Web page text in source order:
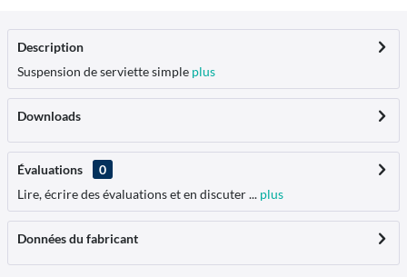
Description
Suspension de serviette simple plus
Downloads
Évaluations
0
Lire, écrire des évaluations et en discuter ... plus
Données du fabricant